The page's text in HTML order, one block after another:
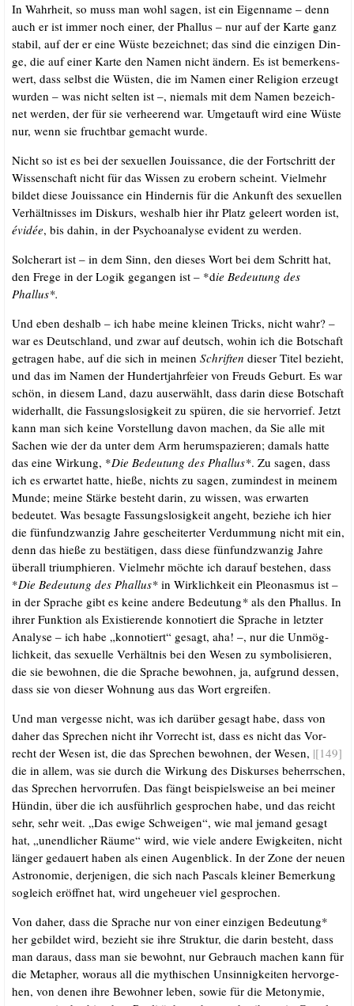
In Wahr­heit, so muss man wohl sagen, ist ein Eigen­na­me – denn
auch er ist immer noch einer, der Phal­lus – nur auf der Kar­te ganz
sta­bil, auf der er eine Wüs­te bezeich­net; das sind die ein­zi­gen Din­
ge, die auf einer Kar­te den Namen nicht ändern. Es ist bemer­kens­
wert, dass selbst die Wüs­ten, die im Namen einer Reli­gi­on erzeugt
wur­den – was nicht sel­ten ist –, nie­mals mit dem Namen bezeich­
net wer­den, der für sie ver­hee­rend war. Umge­tauft wird eine Wüs­te
nur, wenn sie frucht­bar gemacht wurde.
Nicht so ist es bei der sexu­el­len Jouis­sance, die der Fort­schritt der
Wis­sen­schaft nicht für das Wis­sen zu erobern scheint. Viel­mehr
bil­det die­se Jouis­sance ein Hin­der­nis für die Ankunft des sexu­el­len
Ver­hält­nis­ses im Dis­kurs, wes­halb hier ihr Platz geleert wor­den ist,
évi­dée, bis dahin, in der Psy­cho­ana­ly­se evi­dent zu werden.
Sol­cher­art ist – in dem Sinn, den die­ses Wort bei dem Schritt hat,
den Fre­ge in der Logik gegan­gen ist – *die Bedeu­tung des
Phallus*.
Und eben des­halb – ich habe mei­ne klei­nen Tricks, nicht wahr? –
war es Deutsch­land, und zwar auf deutsch, wohin ich die Bot­schaft
getra­gen habe, auf die sich in mei­nen Schrif­ten die­ser Titel bezieht,
und das im Namen der Hun­dert­jahr­fei­er von Freuds Geburt. Es war
schön, in die­sem Land, dazu aus­er­wählt, dass dar­in die­se Bot­schaft
wider­hallt, die Fas­sungs­lo­sig­keit zu spü­ren, die sie her­vor­rief. Jetzt
kann man sich kei­ne Vor­stel­lung davon machen, da Sie alle mit
Sachen wie der da unter dem Arm her­um­spa­zie­ren; damals hat­te
das eine Wir­kung, *Die Bedeu­tung des Phal­lus*. Zu sagen, dass
ich es erwar­tet hat­te, hie­ße, nichts zu sagen, zumin­dest in mei­nem
Mun­de; mei­ne Stär­ke besteht dar­in, zu wis­sen, was erwar­ten
bedeu­tet. Was besag­te Fas­sungs­lo­sig­keit angeht, bezie­he ich hier
die fünf­und­zwan­zig Jah­re geschei­ter­ter Ver­dum­mung nicht mit ein,
denn das hie­ße zu bestä­ti­gen, dass die­se fünf­und­zwan­zig Jah­re
über­all tri­um­phie­ren. Viel­mehr möch­te ich dar­auf bestehen, dass
*Die Bedeu­tung des Phal­lus* in Wirk­lich­keit ein Pleo­nas­mus ist –
in der Spra­che gibt es kei­ne ande­re Bedeu­tung*als den Phal­lus. In
ihrer Funk­ti­on als Exis­tie­ren­de kon­no­tiert die Spra­che in letz­ter
Ana­ly­se – ich habe „kon­no­tiert“ gesagt, aha! –, nur die Unmög­
lich­keit, das sexu­el­le Ver­hält­nis bei den Wesen zu sym­bo­li­sie­ren,
die sie bewoh­nen, die die Spra­che bewoh­nen, ja, auf­grund des­sen,
dass sie von die­ser Woh­nung aus das Wort ergreifen.
Und man ver­ges­se nicht, was ich dar­über gesagt habe, dass von
daher das Spre­chen nicht ihr Vor­recht ist, dass es nicht das Vor­
recht der Wesen ist, die das Spre­chen bewoh­nen, der Wesen, |[149]
die in allem, was sie durch die Wir­kung des Dis­kur­ses beherr­schen,
das Spre­chen her­vor­ru­fen. Das fängt bei­spiels­wei­se an bei mei­ner
Hün­din, über die ich aus­führ­lich gespro­chen habe, und das reicht
sehr, sehr weit. „Das ewi­ge Schwei­gen“, wie mal jemand gesagt
hat, „unend­li­cher Räu­me“ wird, wie vie­le ande­re Ewig­kei­ten, nicht
län­ger gedau­ert haben als einen Augen­blick. In der Zone der neu­en
Astro­no­mie, der­je­ni­gen, die sich nach Pas­cals klei­ner Bemer­kung
sogleich eröff­net hat, wird unge­heu­er viel gesprochen.
Von daher, dass die Spra­che nur von einer ein­zi­gen Bedeu­tung*
her gebil­det wird, bezieht sie ihre Struk­tur, die dar­in besteht, dass
man dar­aus, dass man sie bewohnt, nur Gebrauch machen kann für
die Meta­pher, wor­aus all die mythi­schen Unsin­nig­kei­ten her­vor­ge­
hen, von denen ihre Bewoh­ner leben, sowie für die Met­ony­mie,